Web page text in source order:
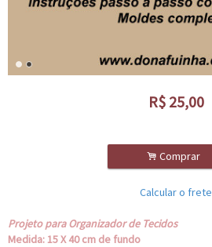
R$ 25,00
. Comprar
Calcular o frete
Projeto para Organizador de Tecidos
Medida: 15 X 40 cm de fundo